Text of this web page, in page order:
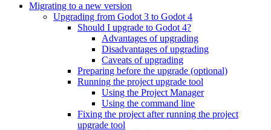
Migrating to a new version
Upgrading from Godot 3 to Godot 4
Should I upgrade to Godot 4?
Advantages of upgrading
Disadvantages of upgrading
Caveats of upgrading
Preparing before the upgrade (optional)
Running the project upgrade tool
Using the Project Manager
Using the command line
Fixing the project after running the project
upgrade tool